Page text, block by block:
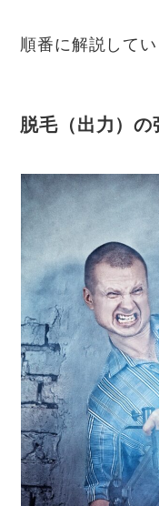
順番に解説してい
脱毛（出力）の